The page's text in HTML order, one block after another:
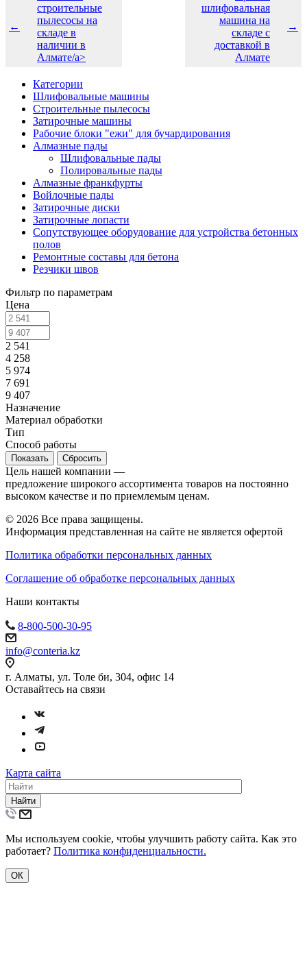
←
строительные
пылесосы на
складе в
наличии в
Алмате/a>
шлифовальная
машина на
складе с
доставкой в
Алмате
→
Категории
Шлифовальные машины
Строительные пылесосы
Затирочные машины
Рабочие блоки "ежи" для бучардирования
Алмазные пады
Шлифовальные пады
Полировальные пады
Алмазные франкфурты
Войлочные пады
Затирочные диски
Затирочные лопасти
Сопутствующее оборудование для устройства бетонных
полов
Ремонтные составы для бетона
Резчики швов
Фильтр по параметрам
Цена
2 541
4 258
5 974
7 691
9 407
Назначение
Материал обработки
Тип
Cпособ работы
Сбросить
Цель нашей компании —
предложение широкого ассортимента товаров на постоянно
высоком качестве и по приемлемым ценам.
© 2026 Все права защищены.
Информация представленная на сайте не является офертой
Политика обработки персональных данных
Соглашение об обработке персональных данных
Наши контакты
8-800-500-30-95
info@conteria.kz
г. Алматы, ул. Толе би, 304, офис 14
Оставайтесь на связи
Карта сайта
Найти
Мы используем cookie, чтобы улучшить работу сайта. Как это
работает? Политика конфиденциальности.
ОК